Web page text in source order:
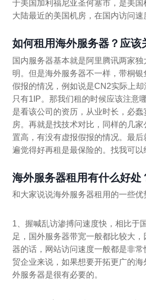
于美国加利福尼亚圣何塞市，是美国
大陆最近的美国机房，在国内访问速
如何租用海外服务器？应该
国内服务器基本就是阿里腾讯两家
明。但是海外服务器不一样，带桐
假报的情况，例如说是CN2实际上
只有1IP。那我们租的时候应该注意
是看该公司的资历，从业时长，必
房。再就是找技术对比，同样的几
置高，有没有虚报假报的情况。最
遍觉得好再租是最保险的。找我可以
海外服务器租用有什么好处
和大家说说海外服务器租用的一些优
1、握喊乱访渗搏问速度快，相比于
足，国外服务器带宽一般都比较大
器的话，网站访问速度一般都是非
贸企业来说，如果想要开拓更广的海
外服务器是很有必要的。